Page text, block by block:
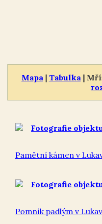
Mapa | Tabulka |
Pamětní kámen v
Pomník padlým v